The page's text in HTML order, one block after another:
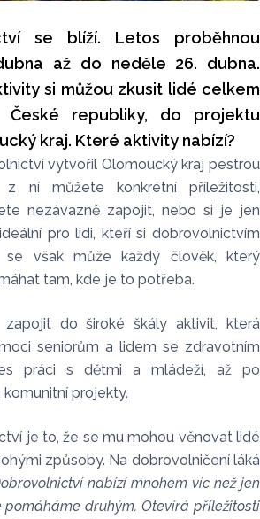
se blíží. Letos proběhnou
až do neděle 26. dubna.
si můžou zkusit lidé celkem
republiky, do projektu
kraj. Které aktivity nabízí?
vytvořil Olomoucký kraj pestrou
z ní můžete konkrétní příležitosti,
nezávazně zapojit, nebo si je jen
pro lidi, kteří si dobrovolnictvím
se však může každý člověk, který
tam, kde je to potřeba.
do široké škály aktivit, která
seniorům a lidem se zdravotním
práci s dětmi a mládeží, až po
projekty.
je to, že se mu mohou věnovat lidé
způsoby. Na dobrovolničení láká
nabízí mnohem víc než jen
pomáháme druhým. Otevírá příležitosti